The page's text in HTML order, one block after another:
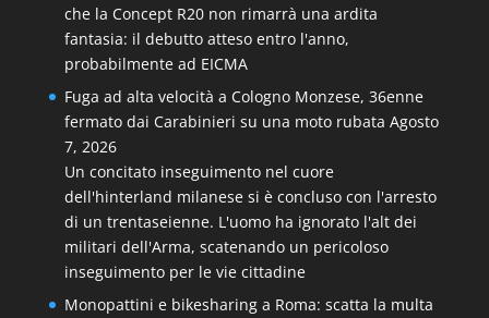
che la Concept R20 non rimarrà una ardita
fantasia: il debutto atteso entro l'anno,
probabilmente ad EICMA
Fuga ad alta velocità a Cologno Monzese, 36enne
fermato dai Carabinieri su una moto rubata Agosto
7, 2026
Un concitato inseguimento nel cuore
dell'hinterland milanese si è concluso con l'arresto
di un trentaseienne. L'uomo ha ignorato l'alt dei
militari dell'Arma, scatenando un pericoloso
inseguimento per le vie cittadine
Monopattini e bikesharing a Roma: scatta la multa